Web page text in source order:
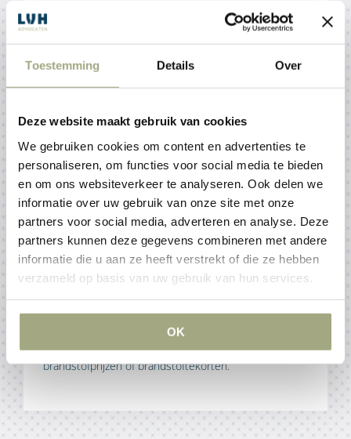
Toestemming Details Over
Deze website maakt gebruik van cookies
We gebruiken cookies om content en advertenties te
personaliseren, om functies voor social media te bieden
en om ons websiteverkeer te analyseren. Ook delen we
informatie over uw gebruik van onze site met onze
partners voor social media, adverteren en analyse. Deze
partners kunnen deze gegevens combineren met andere
informatie die u aan ze heeft verstrekt of die ze hebben
verzameld op basis van uw gebruik van hun services.
OK
Hoge brandstofprijzen en
brandstoftekorten: wat mogen
luchtvaartmaatschappijen
verwachten onder Verordening
(EG) nr. 261/2004?
4 juni 2026
De Europese Commissie heeft nieuwe richtlijnen
gepubliceerd over de toepassing van Verordening
(EG) nr. 261/2004, mede naar aanleiding van
verstoringen in de energievoorziening. Deze richtlijnen
luchtvaart buitengewone omstandigheden brandstof,
met name bij annuleringen door hoge
brandstofprijzen of brandstoftekorten.